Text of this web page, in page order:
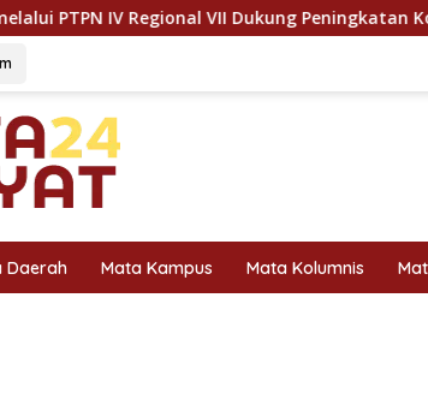
Dukung Peningkatan Kompetensi Aparatur
Daerah Mata Kampus Mata Kolumnis